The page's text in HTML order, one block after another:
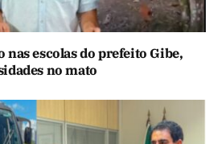
nas escolas do prefeito Gibe,
no mato